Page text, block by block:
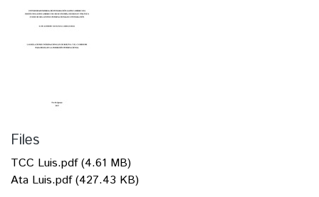
Files
TCC Luis.pdf(4.61 MB)
Ata Luis.pdf(427.43 KB)